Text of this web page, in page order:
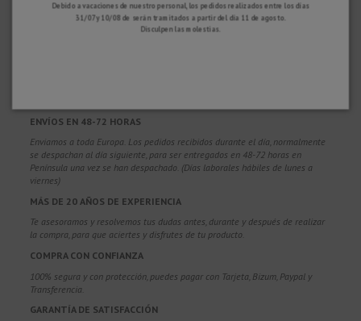
ENVÍOS EN 48-72 HORAS
Enviamos a toda Europa. Los pedidos recibidos durante el día, normalmente
se despachan al día siguiente, para ser entregados en 48-72 horas en
Península una vez se han despachado. (Días laborales hábiles de lunes a
viernes)
MÁS DE 20 AÑOS DE EXPERIENCIA
Te asesoramos y resolvemos tus dudas antes, durante y después de realizar
la compra, para que aciertes y disfrutes de tu producto.
COMPRA CON CONFIANZA
100% segura y con protección, puedes pagar con Tarjeta, Bizum, Paypal y
Transferencia.
GARANTÍA DE SATISFACCIÓN
Debido a vacaciones de nuestro personal, los pedidos realizados entre los días
31/07 y 10/08 de serán tramitados a partir del día 11 de agosto.
Disculpen las molestias.